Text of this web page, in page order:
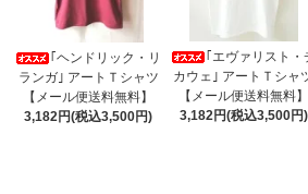
｢ヘンドリック・リ
ランガ｣ アートＴシャツ
【メール便送料無料】
3,182円(税込3,500円)
｢エヴァリスト・
カウェ｣ アートＴシャ
【メール便送料無料】
3,182円(税込3,500円)